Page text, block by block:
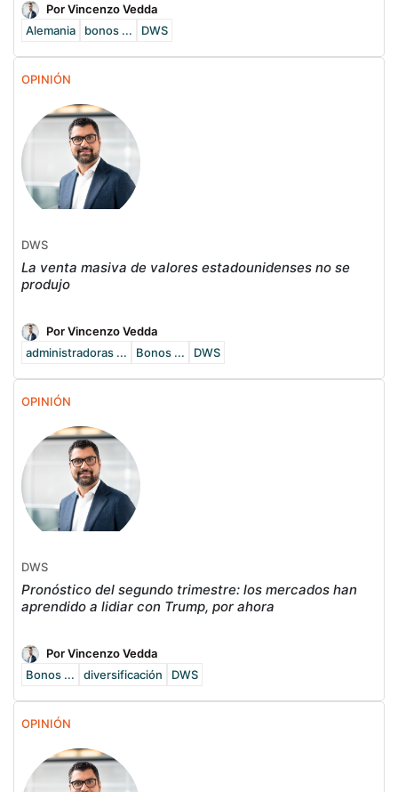
Por Vincenzo Vedda
Alemania
bonos ... DWS
OPINIÓN
DWS
La venta masiva de valores estadounidenses no se
produjo
Por Vincenzo Vedda
administradoras ...
Bonos ... DWS
OPINIÓN
DWS
Pronóstico del segundo trimestre: los mercados han
aprendido a lidiar con Trump, por ahora
Por Vincenzo Vedda
Bonos ...
diversificación DWS
OPINIÓN